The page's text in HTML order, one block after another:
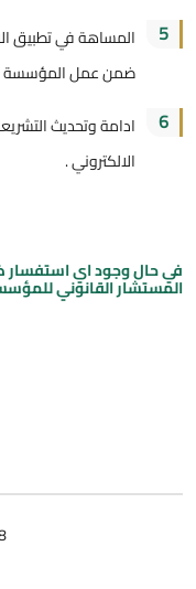
5
المساهة في تطبيق
ضمن عمل المؤسسة
6
ادامة وتحديث
الالكتروني .
في حال وجود اي استفسار
المستشار القانوني